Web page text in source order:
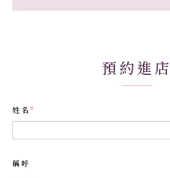
預約進店
姓名
稱呼